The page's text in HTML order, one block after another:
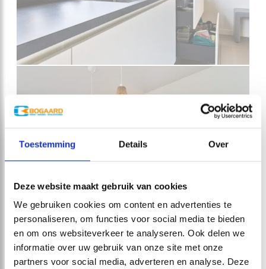
Toestemming Details Over
Deze website maakt gebruik van cookies
We gebruiken cookies om content en advertenties te
personaliseren, om functies voor social media te bieden
en om ons websiteverkeer te analyseren. Ook delen we
informatie over uw gebruik van onze site met onze
partners voor social media, adverteren en analyse. Deze